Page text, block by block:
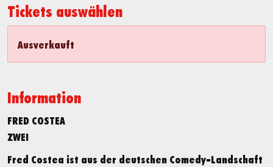
Tickets auswählen
Ausverkauft
Information
FRED COSTEA
ZWEI
Fred Costea ist aus der deutschen Comedy-Landschaft